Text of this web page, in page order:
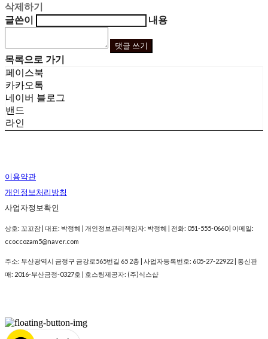
삭제하기
글쓴이
내용
댓글 쓰기
목록으로 가기
페이스북
카카오톡
네이버 블로그
밴드
라인
이용약관
개인정보처리방침
사업자정보확인
상호: 꼬꼬잠 | 대표: 박정혜 | 개인정보관리책임자: 박정혜 | 전화: 051-555-0660 | 이메일:
ccoccozam5@naver.com
주소: 부산광역시 금정구 금강로565번길 65 2층 | 사업자등록번호: 605-27-22922 | 통신판
매: 2016-부산금정-0327호 | 호스팅제공자: (주)식스샵